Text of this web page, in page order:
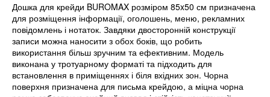
Дошка для крейди BUROMAX розміром 85x50 см призначена
для розміщення інформації, оголошень, меню, рекламних
повідомлень і нотаток. Завдяки двосторонній конструкції
записи можна наносити з обох боків, що робить
використання більш зручним та ефективним. Модель
виконана у тротуарному форматі та підходить для
встановлення в приміщеннях і біля вхідних зон. Чорна
поверхня призначена для письма крейдою, а міцна чорна